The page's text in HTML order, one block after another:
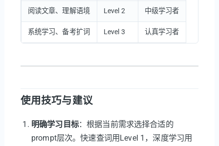
阅读文章、理解语境 Level 2 中级学习者
系统学习、备考扩词 Level 3 认真学习者
使用技巧与建议
明确学习目标：根据当前需求选择合适的
prompt层次。快速查词用Level 1，深度学习用